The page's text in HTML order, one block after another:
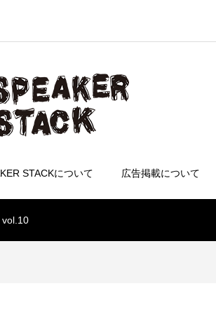
STACKについて 広告掲載について
vol.10